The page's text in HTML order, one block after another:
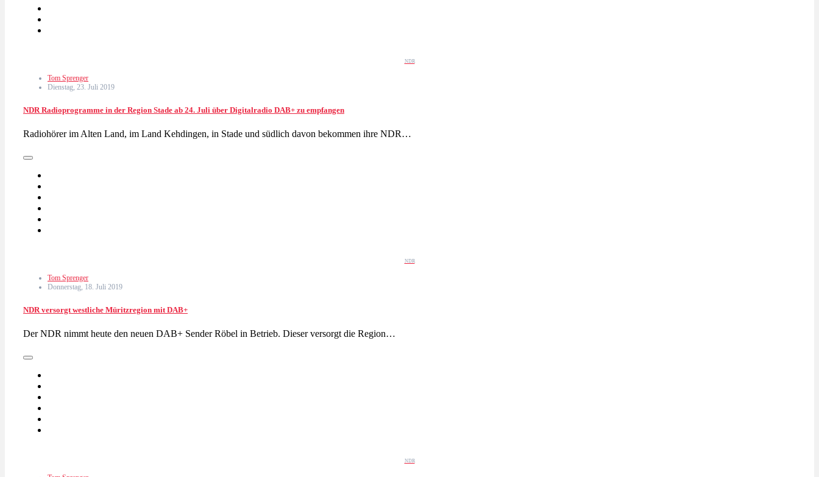
NDR
Tom Sprenger
Dienstag, 23. Juli 2019
NDR Radioprogramme in der Region Stade ab 24. Juli über Digitalradio DAB+ zu empfangen
Radiohörer im Alten Land, im Land Kehdingen, in Stade und südlich davon bekommen ihre NDR…
NDR
Tom Sprenger
Donnerstag, 18. Juli 2019
NDR versorgt westliche Müritzregion mit DAB+
Der NDR nimmt heute den neuen DAB+ Sender Röbel in Betrieb. Dieser versorgt die Region…
NDR